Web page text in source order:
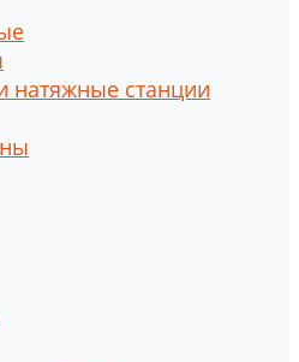
натяжные станции